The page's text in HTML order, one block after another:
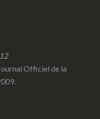
Officiel de la